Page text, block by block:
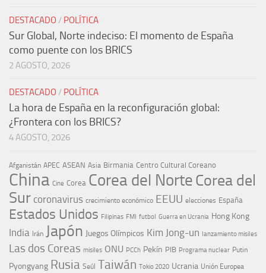
DESTACADO / POLÍTICA
Sur Global, Norte indeciso: El momento de España
como puente con los BRICS
2 AGOSTO, 2026
DESTACADO / POLÍTICA
La hora de España en la reconfiguración global:
¿Frontera con los BRICS?
4 AGOSTO, 2026
Afganistán APEC ASEAN Asia Birmania Centro Cultural Coreano
China Cine Corea Corea del NorteCorea del
Sur coronavirus crecimiento económico EEUU elecciones España
Estados Unidos Filipinas FMI futbol Guerra en Ucrania Hong Kong
India Irán Japón Juegos Olímpicos Kim Jong-un lanzamiento misiles
Las dos Coreas misiles ONU PCCh Pekín PIB Programa nuclear Putin
Pyongyang Rusia Seúl Taiwán Tokio 2020 Ucrania Unión Europea